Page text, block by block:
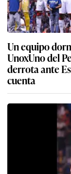
Un equipo
UnoxUno del
derrota ante
cuenta